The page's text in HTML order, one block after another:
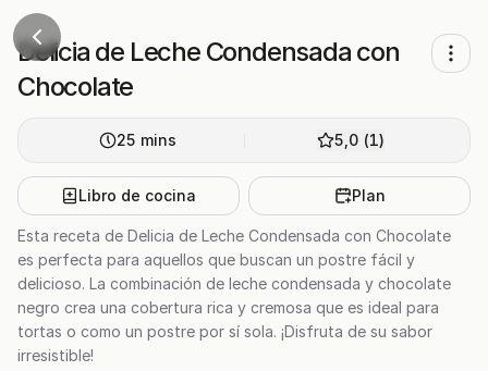
Delicia de Leche Condensada con
Chocolate
25 mins 5,0(1)
Libro de cocina Plan
Esta receta de Delicia de Leche Condensada con Chocolate
es perfecta para aquellos que buscan un postre fácil y
delicioso. La combinación de leche condensada y chocolate
negro crea una cobertura rica y cremosa que es ideal para
tortas o como un postre por sí sola. ¡Disfruta de su sabor
irresistible!